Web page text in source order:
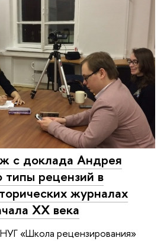
с доклада Андрея
типы рецензий в
журналах
XX века
«Школа рецензирования»